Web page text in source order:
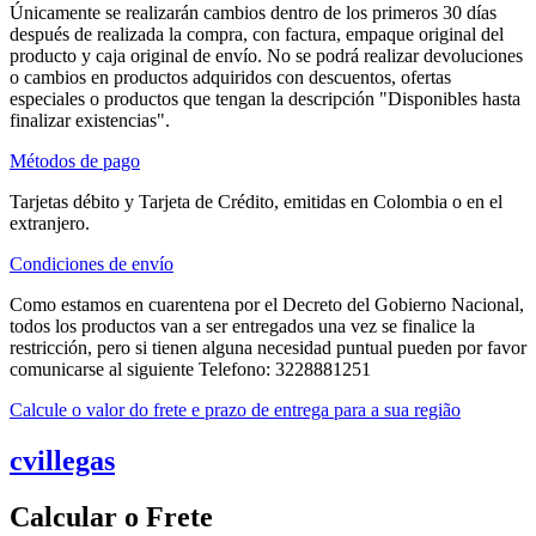
Únicamente se realizarán cambios dentro de los primeros 30 días
después de realizada la compra, con factura, empaque original del
producto y caja original de envío. No se podrá realizar devoluciones
o cambios en productos adquiridos con descuentos, ofertas
especiales o productos que tengan la descripción "Disponibles hasta
finalizar existencias".
Métodos de pago
Tarjetas débito y Tarjeta de Crédito, emitidas en Colombia o en el
extranjero.
Condiciones de envío
Como estamos en cuarentena por el Decreto del Gobierno Nacional,
todos los productos van a ser entregados una vez se finalice la
restricción, pero si tienen alguna necesidad puntual pueden por favor
comunicarse al siguiente Telefono: 3228881251
Calcule o valor do frete e prazo de entrega para a sua região
cvillegas
Calcular o Frete